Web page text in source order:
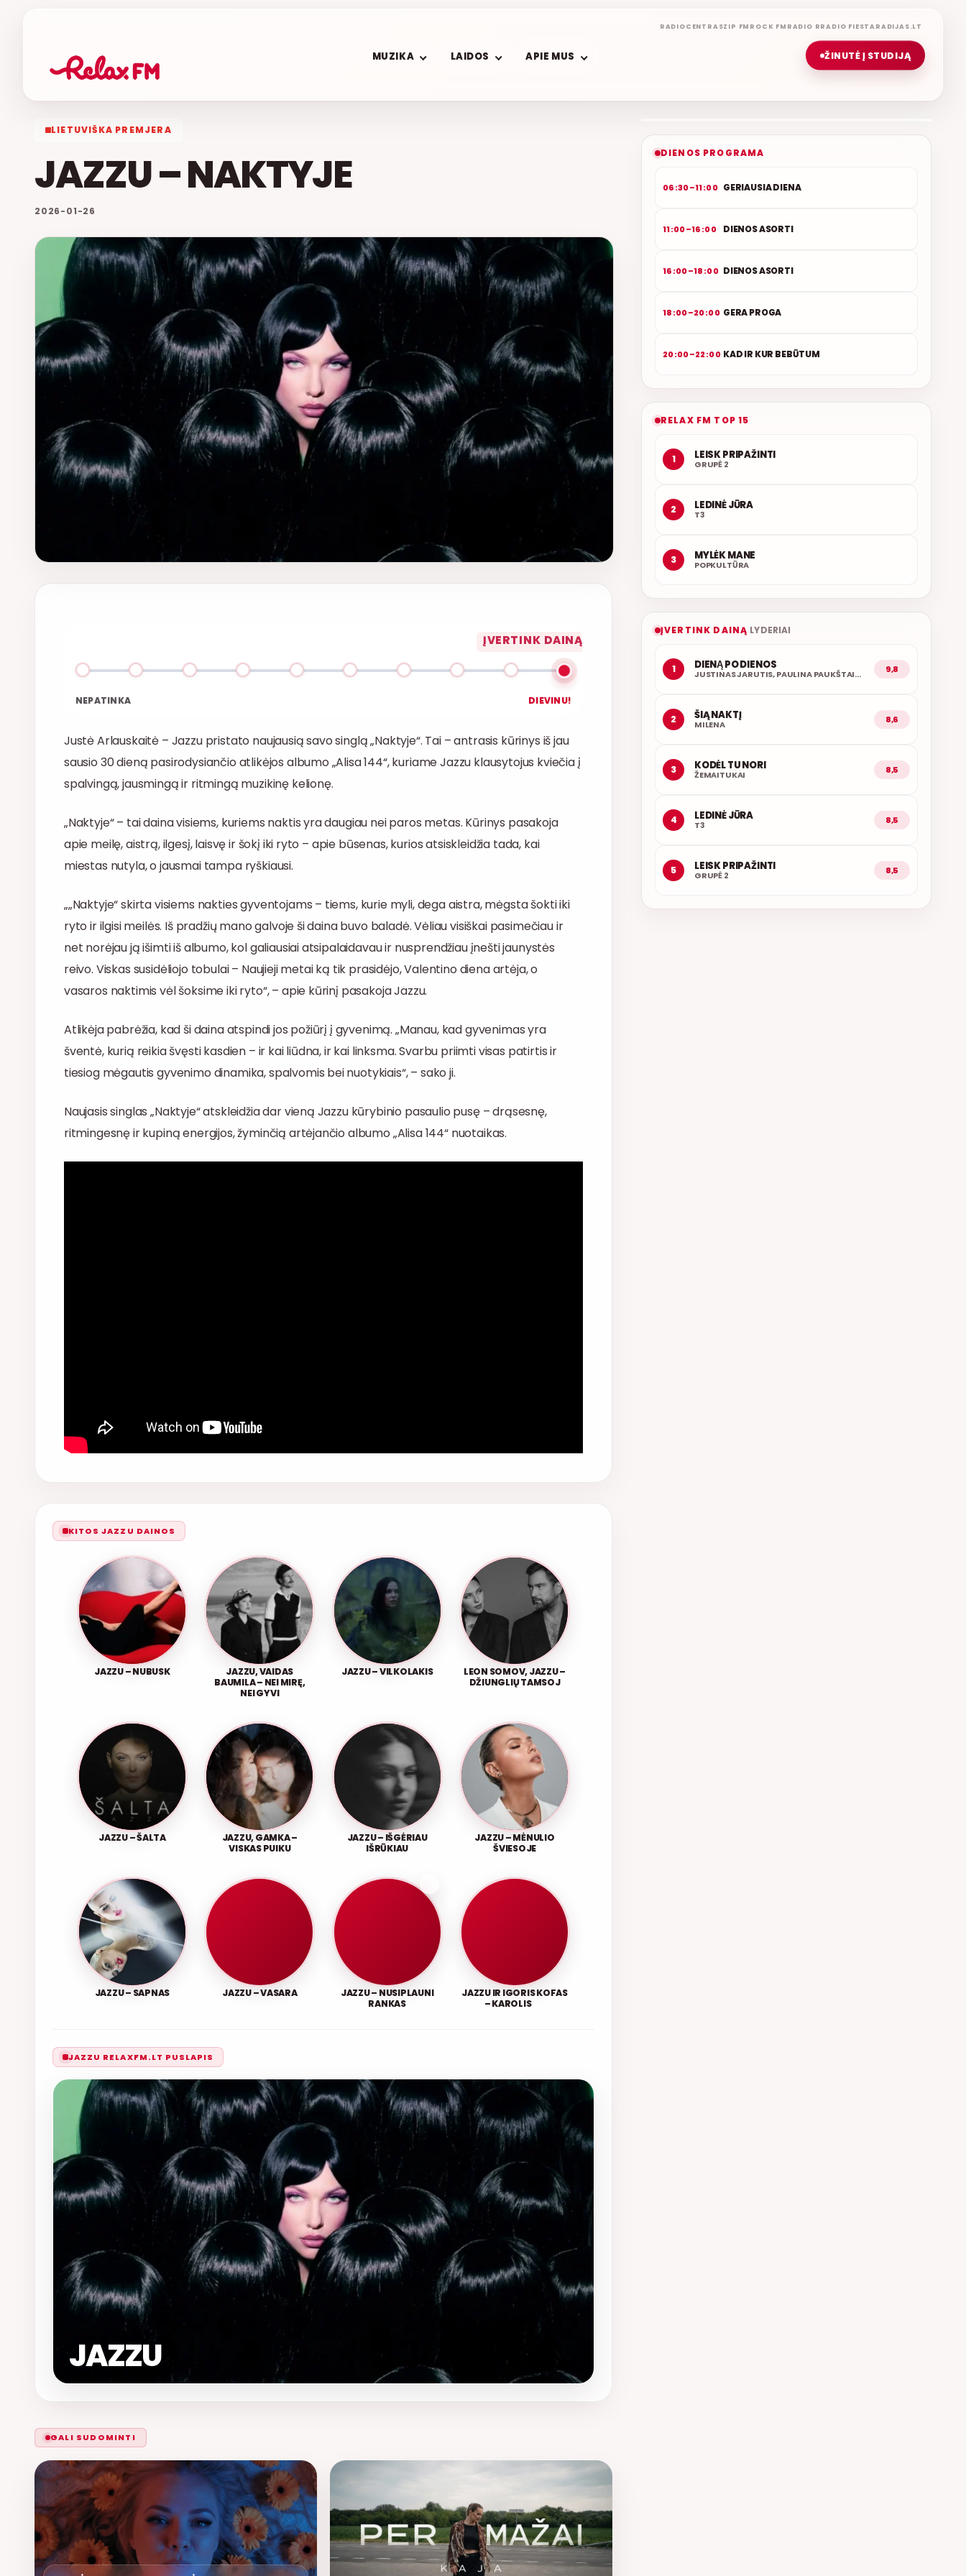
RADIOCENTRASZIP FM ROCK FM RADIO RRADIO FIESTARADIJAS.LT
ŽINUTĖ Į STUDIJĄ
MUZIKA LAIDOS APIE MUS
LIETUVIŠKA PREMJERA
JAZZU – NAKTYJE
2026-01-26
ĮVERTINK DAINĄ
NEPATINKA DIEVINU!
Justė Arlauskaitė – Jazzu pristato naujausią savo singlą „Naktyje“. Tai – antrasis kūrinys iš jau
sausio 30 dieną pasirodysiančio atlikėjos albumo „Alisa 144“, kuriame Jazzu klausytojus kviečia į
spalvingą, jausmingą ir ritmingą muzikinę kelionę.
„Naktyje“ – tai daina visiems, kuriems naktis yra daugiau nei paros metas. Kūrinys pasakoja
apie meilę, aistrą, ilgesį, laisvę ir šokį iki ryto – apie būsenas, kurios atsiskleidžia tada, kai
miestas nutyla, o jausmai tampa ryškiausi.
„„Naktyje“ skirta visiems nakties gyventojams – tiems, kurie myli, dega aistra, mėgsta šokti iki
ryto ir ilgisi meilės. Iš pradžių mano galvoje ši daina buvo baladė. Vėliau visiškai pasimečiau ir
net norėjau ją išimti iš albumo, kol galiausiai atsipalaidavau ir nusprendžiau įnešti jaunystės
reivo. Viskas susidėliojo tobulai – Naujieji metai ką tik prasidėjo, Valentino diena artėja, o
vasaros naktimis vėl šoksime iki ryto“, – apie kūrinį pasakoja Jazzu.
Atlikėja pabrėžia, kad ši daina atspindi jos požiūrį į gyvenimą. „Manau, kad gyvenimas yra
šventė, kurią reikia švęsti kasdien – ir kai liūdna, ir kai linksma. Svarbu priimti visas patirtis ir
tiesiog mėgautis gyvenimo dinamika, spalvomis bei nuotykiais“, – sako ji.
Naujasis singlas „Naktyje“ atskleidžia dar vieną Jazzu kūrybinio pasaulio pusę – drąsesnę,
ritmingesnę ir kupiną energijos, žyminčią artėjančio albumo „Alisa 144“ nuotaikas.
KITOS JAZZU DAINOS
JAZZU – NUBUSK
JAZZU, VAIDAS
BAUMILA – NEI MIRĘ,
NEI GYVI
JAZZU – VILKOLAKIS
LEON SOMOV, JAZZU –
DŽIUNGLIŲ TAMSOJ
JAZZU – ŠALTA
JAZZU, GAMKA –
VISKAS PUIKU
JAZZU – IŠGĖRIAU
IŠRŪKIAU
JAZZU – MĖNULIO
ŠVIESOJE
JAZZU – SAPNAS JAZZU – VASARA
JAZZU – NUSIPLAUNI
RANKAS
JAZZU IR IGORIS KOFAS
– KAROLIS
JAZZU RELAXFM.LT PUSLAPIS
JAZZU
GALI SUDOMINTI
ETERYJE
LIETUVIŠKOS MUZIKOS NAMAI
DIENOS PROGRAMA
06:30–11:00 GERIAUSIA DIENA
11:00–16:00 DIENOS ASORTI
16:00–18:00 DIENOS ASORTI
18:00–20:00 GERA PROGA
20:00–22:00 KAD IR KUR BEBŪTUM
RELAX FM TOP 15
1 LEISK PRIPAŽINTI
GRUPĖ 2
2 LEDINĖ JŪRA
T3
3 MYLĖK MANE
POPKULTŪRA
ĮVERTINK DAINĄ LYDERIAI
1 DIENĄ PO DIENOS
JUSTINAS JARUTIS, PAULINA PAUKŠTAITYTĖ 9,8
2 ŠIĄ NAKTĮ
MILENA 8,6
3 KODĖL TU NORI
ŽEMAITUKAI 8,5
4 LEDINĖ JŪRA
T3 8,5
5 LEISK PRIPAŽINTI
GRUPĖ 2 8,5